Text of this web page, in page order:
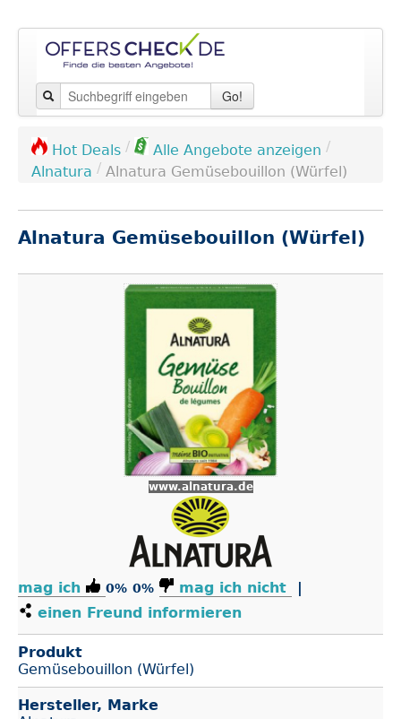
Go!
Hot Deals / Alle Angebote anzeigen /
Alnatura / Alnatura Gemüsebouillon (Würfel)
Alnatura Gemüsebouillon (Würfel)
www.alnatura.de
mag ich 0% 0% mag ich nicht
|
einen Freund informieren
Produkt
Gemüsebouillon (Würfel)
Hersteller, Marke